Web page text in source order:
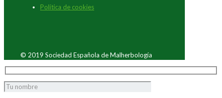
Política de cookies
© 2019 Sociedad Española de Malherbología